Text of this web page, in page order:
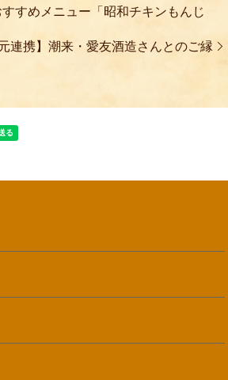
すすめメニュー「昭和チキンもんじ
連携】潮来・愛友酒造さんとのご縁